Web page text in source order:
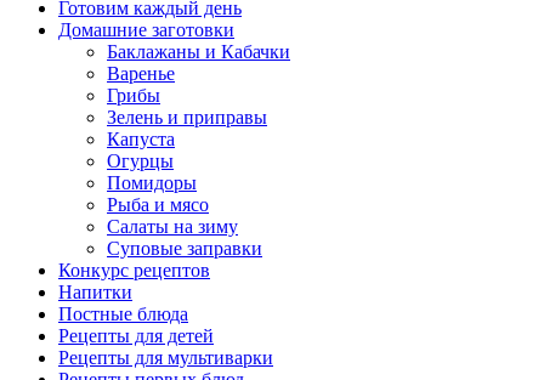
Готовим каждый день
Домашние заготовки
Баклажаны и Кабачки
Варенье
Грибы
Зелень и приправы
Капуста
Огурцы
Помидоры
Рыба и мясо
Салаты на зиму
Суповые заправки
Конкурс рецептов
Напитки
Постные блюда
Рецепты для детей
Рецепты для мультиварки